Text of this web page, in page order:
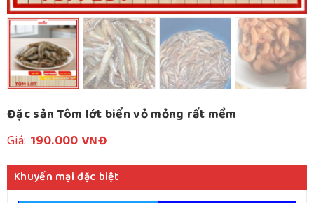
Đặc sản Tôm lớt biển vỏ mỏng rất mềm
Giá: 190.000VNĐ
Khuyến mại đặc biệt